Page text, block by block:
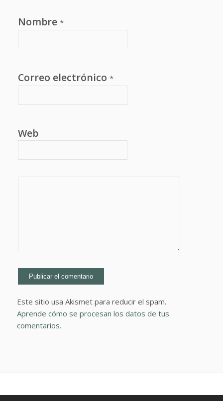
Nombre *
Correo electrónico *
Web
Este sitio usa Akismet para reducir el spam.
Aprende cómo se procesan los datos de tus
comentarios.